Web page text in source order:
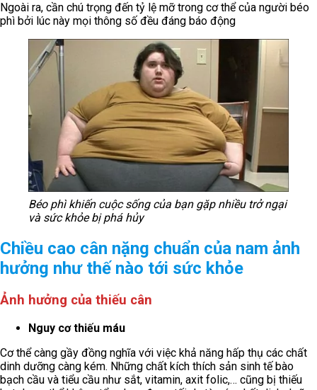
Ngoài ra, cần chú trọng đến tỷ lệ mỡ trong cơ thể của người béo
phì bởi lúc này mọi thông số đều đáng báo động
Béo phì khiến cuộc sống của bạn gặp nhiều trở ngại
và sức khỏe bị phá hủy
Chiều cao cân nặng chuẩn của nam ảnh
hưởng như thế nào tới sức khỏe
Ảnh hưởng của thiếu cân
Nguy cơ thiếu máu
Cơ thể càng gầy đồng nghĩa với việc khả năng hấp thụ các chất
dinh dưỡng càng kém. Những chất kích thích sản sinh tế bào
bạch cầu và tiểu cầu như sắt, vitamin, axit folic,… cũng bị thiếu